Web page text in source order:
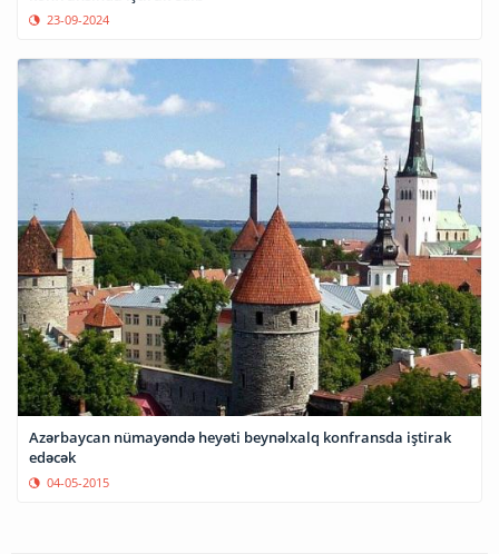
23-09-2024
Azərbaycan nümayəndə heyəti beynəlxalq konfransda iştirak
edəcək
04-05-2015